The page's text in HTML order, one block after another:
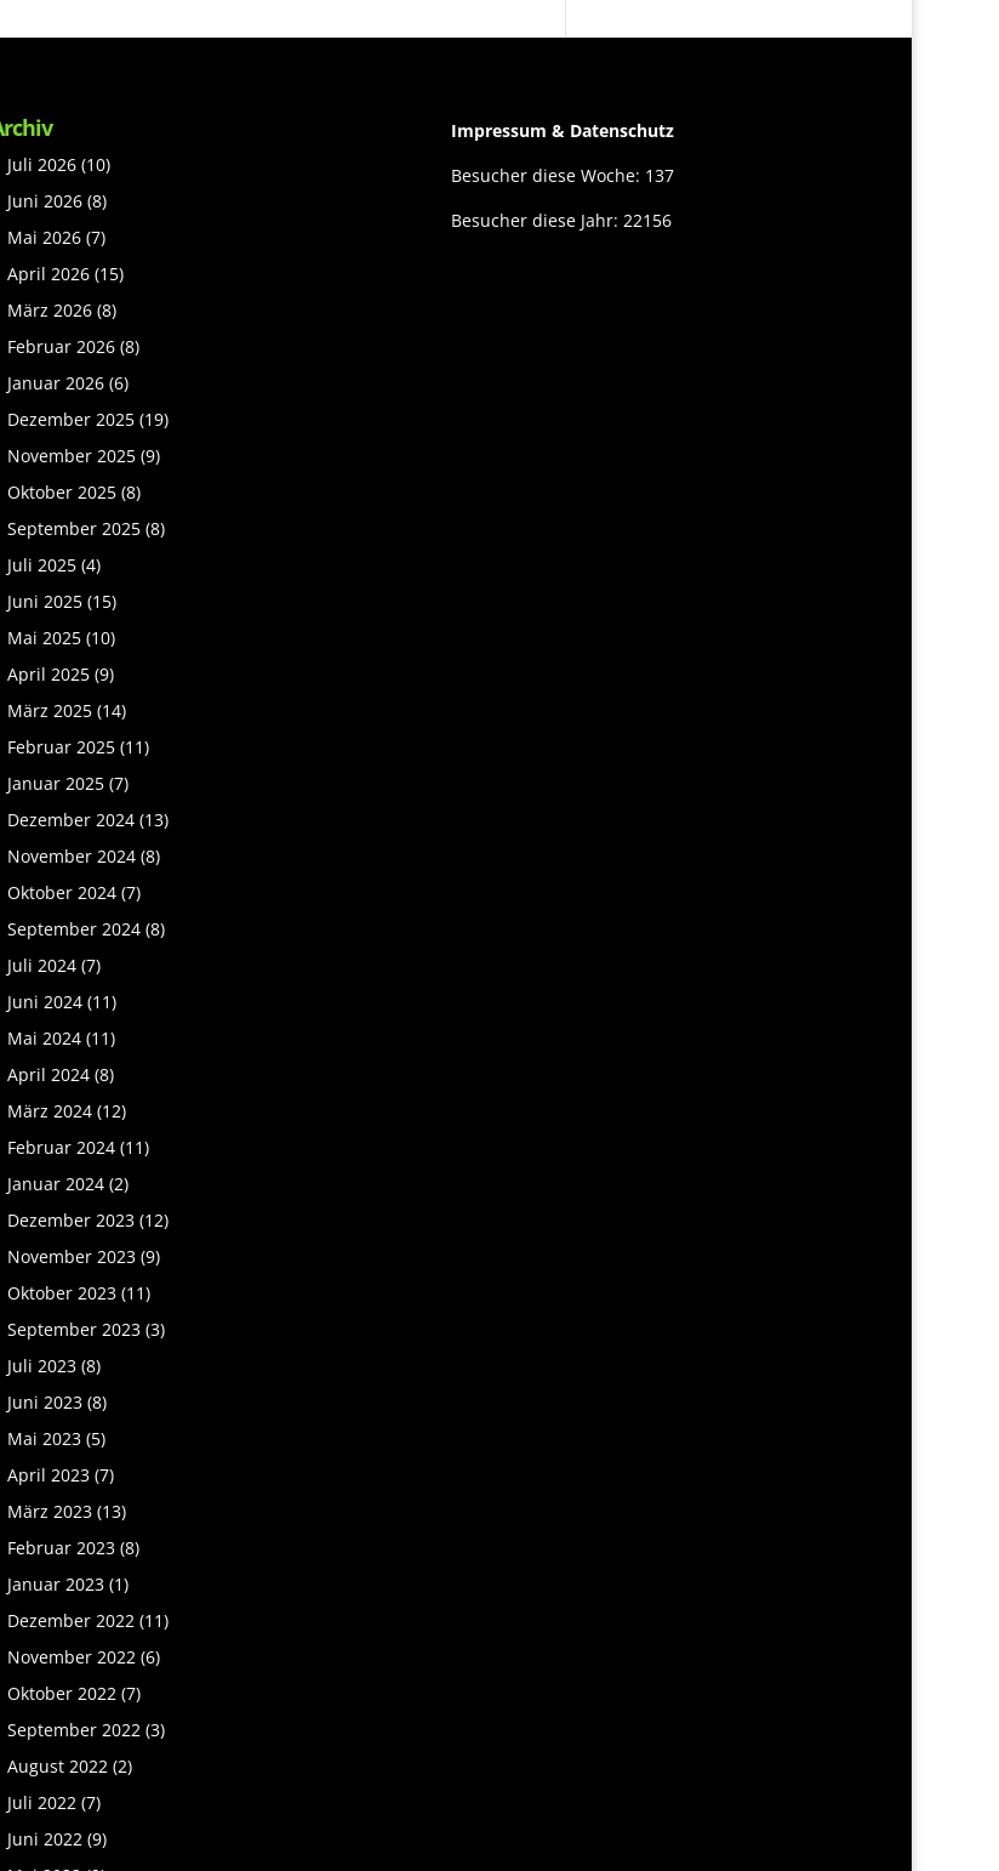
Juli 2026(10)
Juni 2026(8)
Mai 2026(7)
April 2026(15)
März 2026(8)
Februar 2026(8)
Januar 2026(6)
Dezember 2025(19)
November 2025(9)
Oktober 2025(8)
September 2025(8)
Juli 2025(4)
Juni 2025(15)
Mai 2025(10)
April 2025(9)
März 2025(14)
Februar 2025(11)
Januar 2025(7)
Dezember 2024(13)
November 2024(8)
Oktober 2024(7)
September 2024(8)
Juli 2024(7)
Juni 2024(11)
Mai 2024(11)
April 2024(8)
März 2024(12)
Februar 2024(11)
Januar 2024(2)
Dezember 2023(12)
November 2023(9)
Oktober 2023(11)
September 2023(3)
Juli 2023(8)
Juni 2023(8)
Mai 2023(5)
April 2023(7)
März 2023(13)
Februar 2023(8)
Januar 2023(1)
Dezember 2022 (11)
November 2022 (6)
Oktober 2022 (7)
September 2022 (3)
August 2022 (2)
Juli 2022 (7)
Juni 2022 (9)
Impressum & Datenschutz
Besucher diese Woche: 137
Besucher diese Jahr: 22156